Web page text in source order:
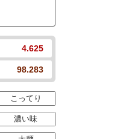
4.625
98.283
こってり
濃い味